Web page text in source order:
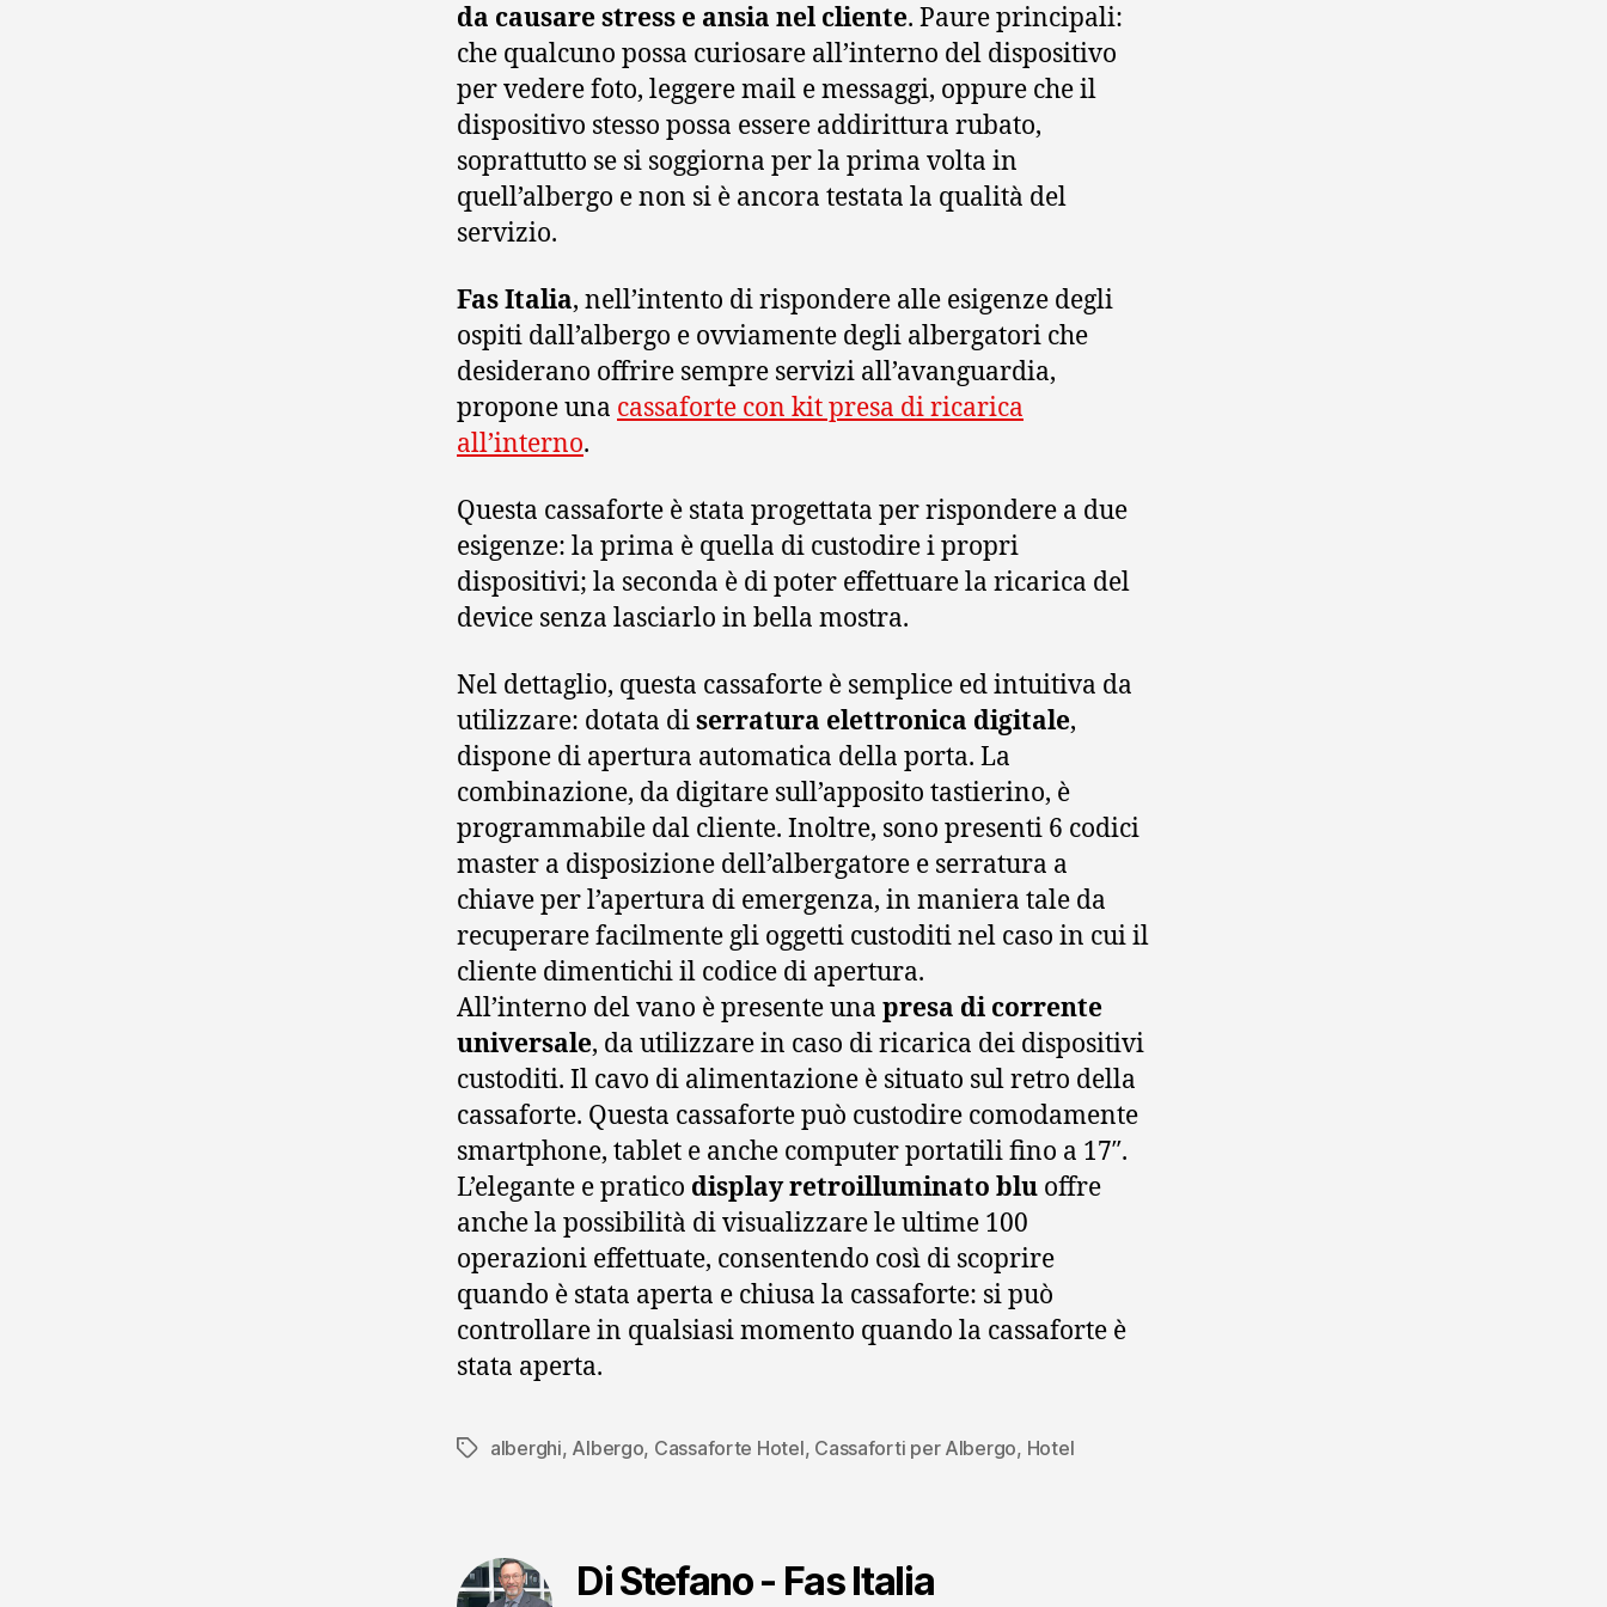
da causare stress e ansia nel cliente. Paure principali:
che qualcuno possa curiosare all’interno del dispositivo
per vedere foto, leggere mail e messaggi, oppure che il
dispositivo stesso possa essere addirittura rubato,
soprattutto se si soggiorna per la prima volta in
quell’albergo e non si è ancora testata la qualità del
servizio.
Fas Italia, nell’intento di rispondere alle esigenze degli
ospiti dall’albergo e ovviamente degli albergatori che
desiderano offrire sempre servizi all’avanguardia,
propone una cassaforte con kit presa di ricarica
all’interno.
Questa cassaforte è stata progettata per rispondere a due
esigenze: la prima è quella di custodire i propri
dispositivi; la seconda è di poter effettuare la ricarica del
device senza lasciarlo in bella mostra.
Nel dettaglio, questa cassaforte è semplice ed intuitiva da
utilizzare: dotata diserratura elettronica digitale,
dispone di apertura automatica della porta. La
combinazione, da digitare sull’apposito tastierino, è
programmabile dal cliente. Inoltre, sono presenti 6 codici
master a disposizione dell’albergatore e serratura a
chiave per l’apertura di emergenza, in maniera tale da
recuperare facilmente gli oggetti custoditi nel caso in cui il
cliente dimentichi il codice di apertura.
All’interno del vano è presente una presa di corrente
universale, da utilizzare in caso di ricarica dei dispositivi
custoditi. Il cavo di alimentazione è situato sul retro della
cassaforte. Questa cassaforte può custodire comodamente
smartphone, tablet e anche computer portatili fino a 17″.
L’elegante e pratico display retroilluminato blu offre
anche la possibilità di visualizzare le ultime 100
operazioni effettuate, consentendo così di scoprire
quando è stata aperta e chiusa la cassaforte: si può
controllare in qualsiasi momento quando la cassaforte è
stata aperta.
Tag alberghi, Albergo, Cassaforte Hotel, Cassaforti per Albergo, Hotel
Di Stefano - Fas Italia